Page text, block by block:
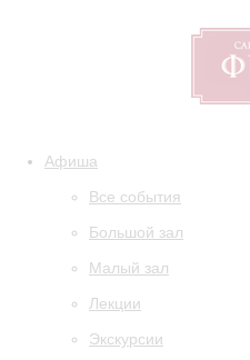
Афиша
Все события
Большой зал
Малый зал
Лекции
Экскурсии